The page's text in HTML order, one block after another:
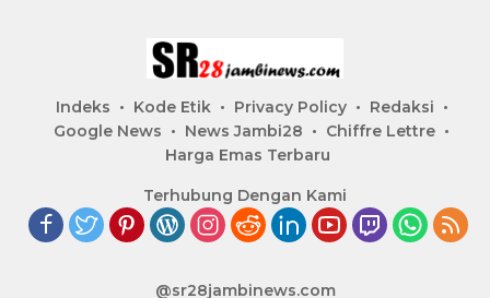
Indeks Kode Etik Privacy Policy
Redaksi
Google News
News Jambi28
Chiffre Lettre
Harga Emas Terbaru
Terhubung Dengan Kami
@sr28jambinews.com